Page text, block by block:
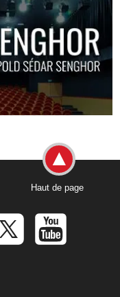
Haut de page